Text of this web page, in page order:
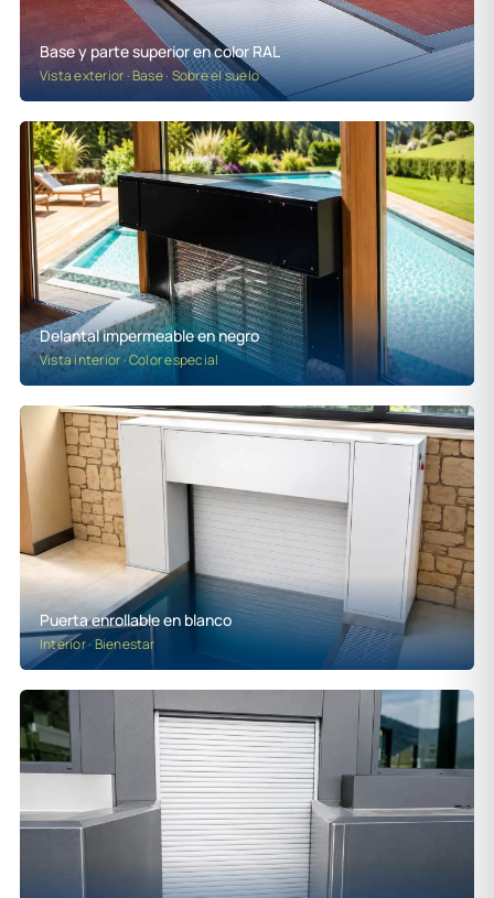
Base y parte superior en color RAL
Vista exterior · Base · Sobre el suelo
Delantal impermeable en negro
Vista interior · Color especial
Puerta enrollable en blanco
Interior · Bienestar